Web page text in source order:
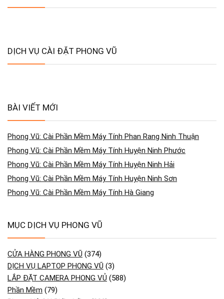
DỊCH VỤ CÀI ĐẶT PHONG VŨ
BÀI VIẾT MỚI
Phong Vũ: Cài Phần Mềm Máy Tính Phan Rang Ninh Thuận
Phong Vũ: Cài Phần Mềm Máy Tính Huyện Ninh Phước
Phong Vũ: Cài Phần Mềm Máy Tính Huyện Ninh Hải
Phong Vũ: Cài Phần Mềm Máy Tính Huyện Ninh Sơn
Phong Vũ: Cài Phần Mềm Máy Tính Hà Giang
MỤC DỊCH VỤ PHONG VŨ
CỬA HÀNG PHONG VŨ (374)
DỊCH VỤ LAPTOP PHONG VŨ (3)
LẮP ĐẶT CAMERA PHONG VỦ (588)
Phần Mềm (79)